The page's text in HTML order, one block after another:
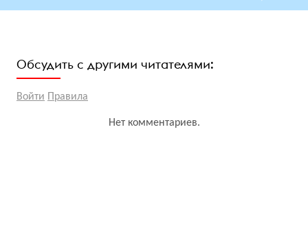
Обсудить с другими читателями:
Войти Правила
Нет комментариев.